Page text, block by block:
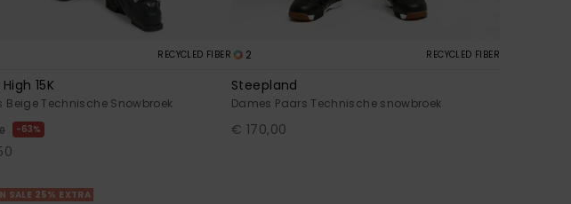
RECYCLED FIBER
15K
Beige Technische Snowbroek
63%
SALE 25% EXTRA
2 RECYCLED FIBER
Steepland
Dames Paars Technische snowbroek
€ 170,00